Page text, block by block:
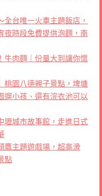
全台唯一火車主題飯店，
夜時段免費提供泡麵，南
牛肉麵｜份量大到讓你懷
桃園八德親子景點，埤塘
遛小孩、還有浣衣池可以
壢城市故事館，走進日式
鷹主題遊戲場，超高滑
點